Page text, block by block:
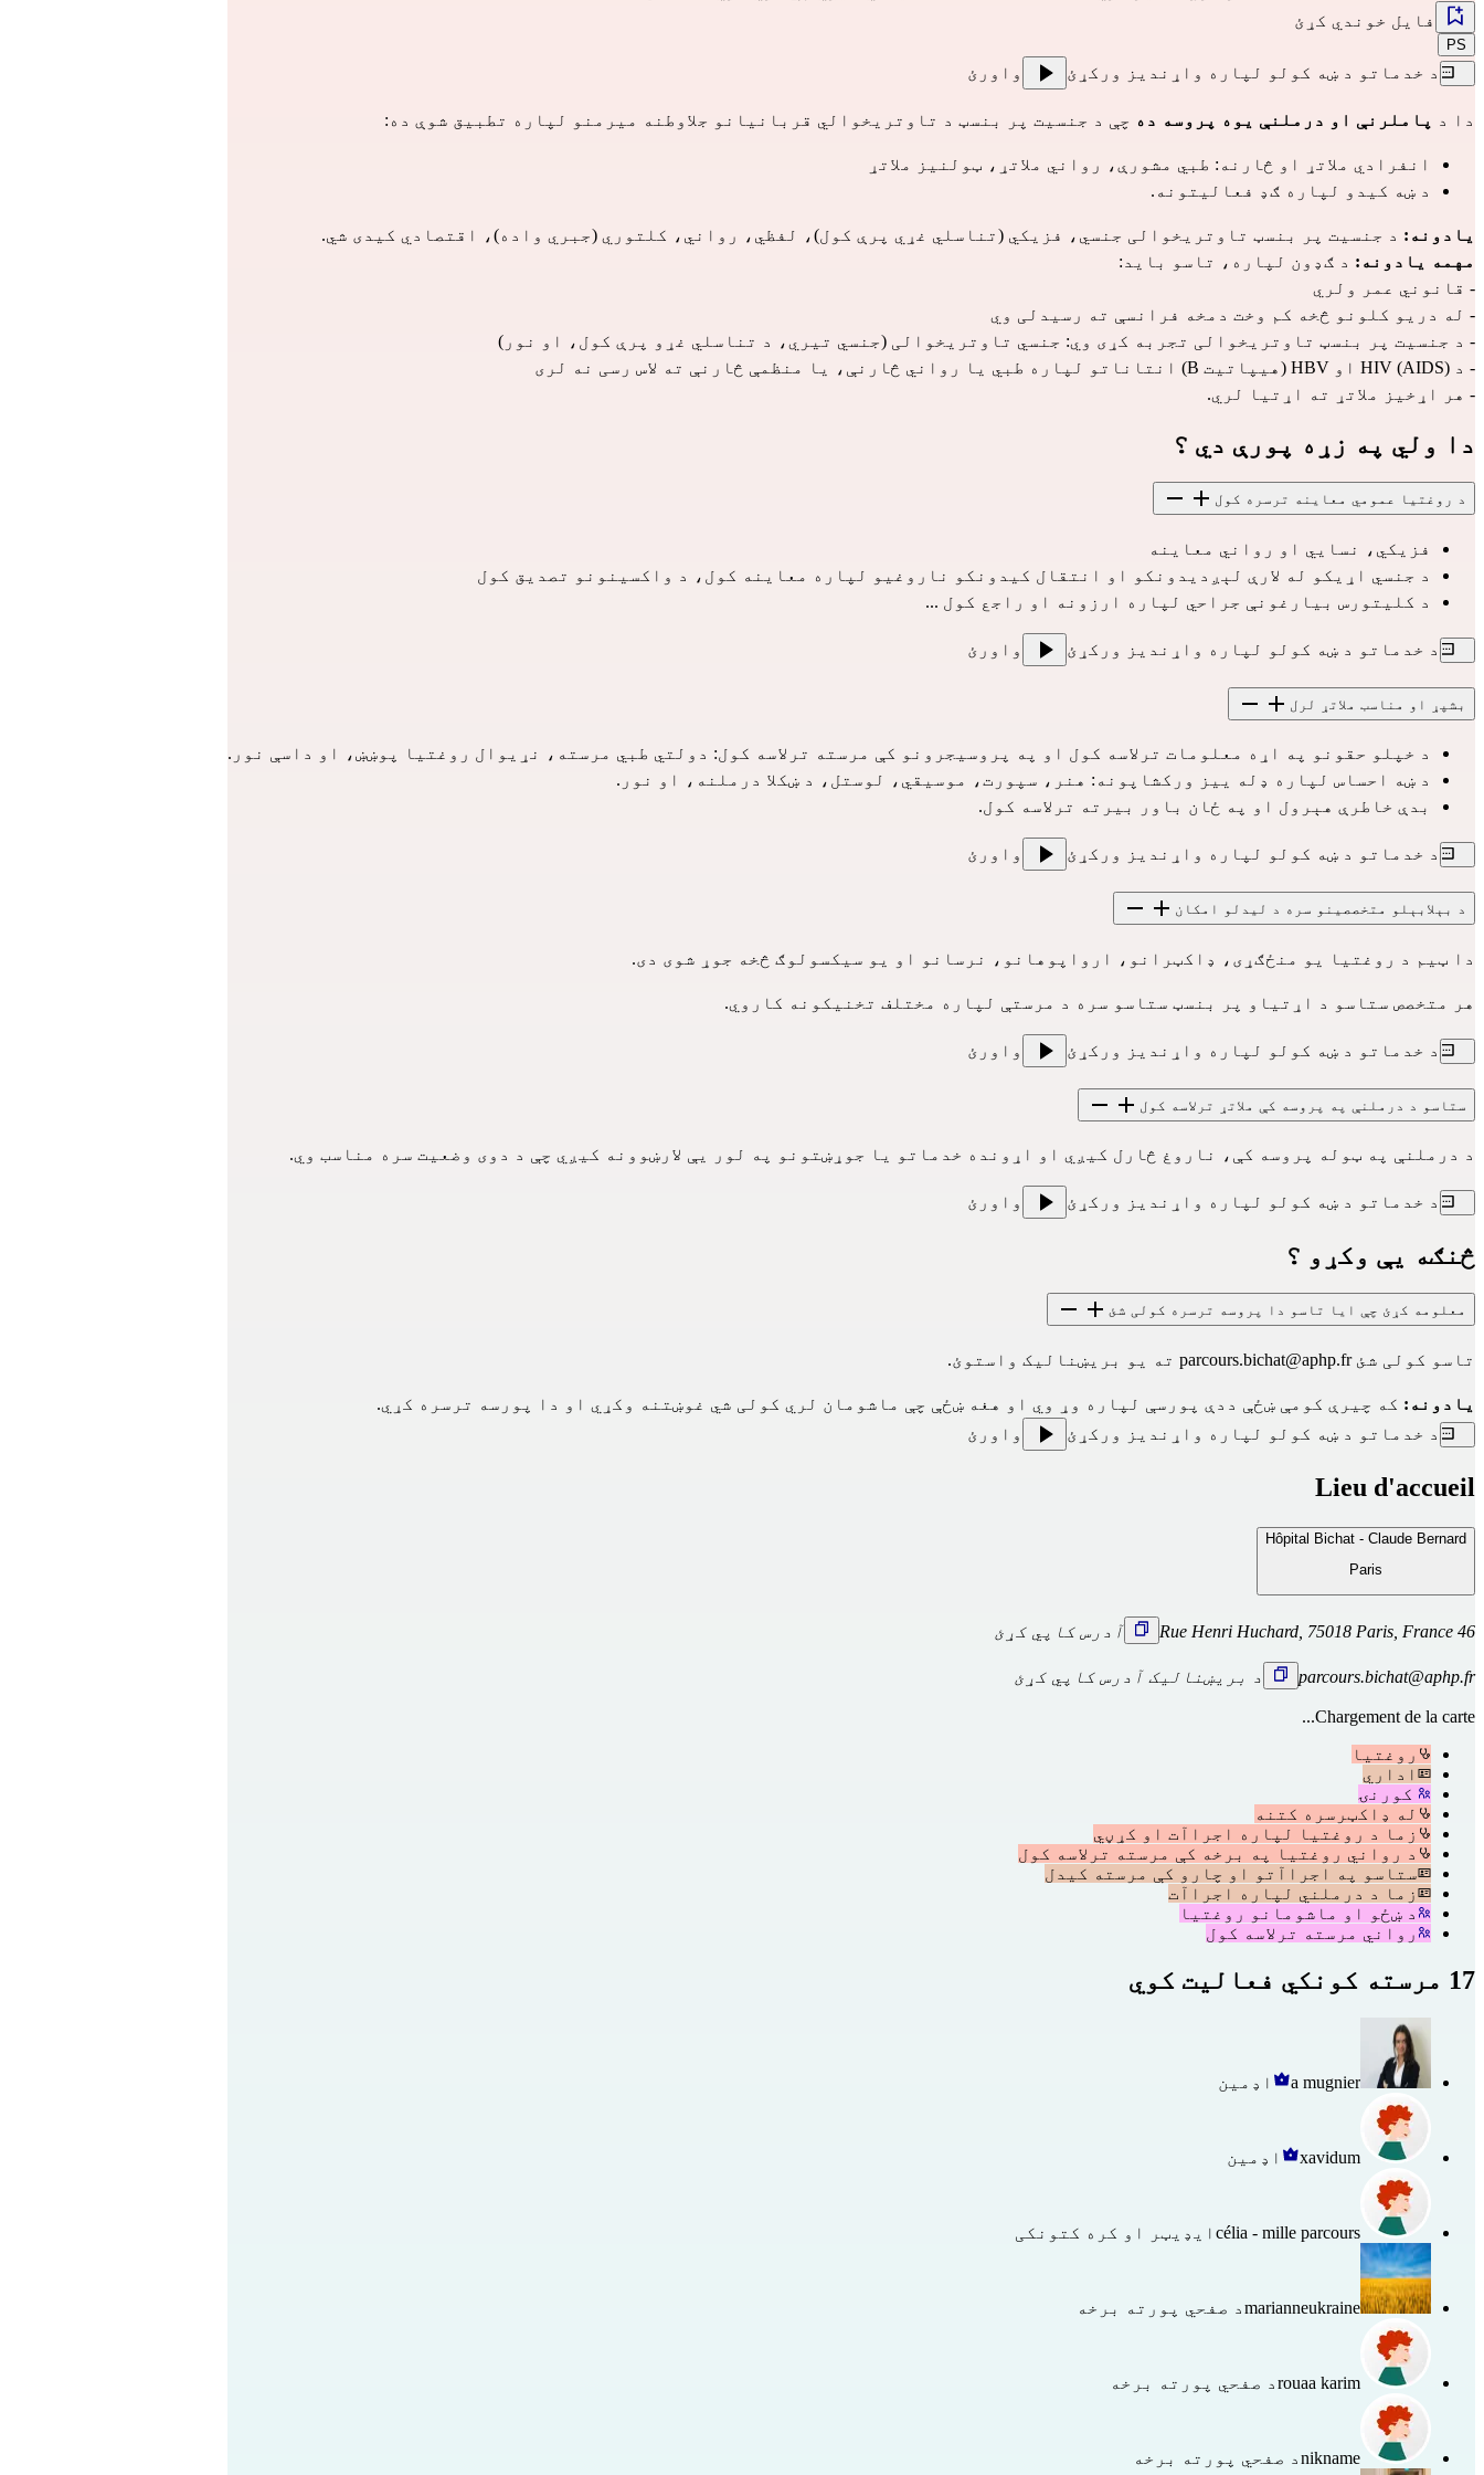
فایل خوندي کړئ
PS
د خدماتو د ښه کولو لپاره واړندیز ورکړئ واورئ
دا د پاملرنې او درملنې یوه پروسه ده چې د جنسیت پر بنسټ د تاوتریخوالي قربانیانو جلاوطنه میرمنو لپاره تطبیق شوې ده:
انفرادي ملاتړ او څارنه: طبي مشورې، رواني ملاتړ، ټولنیز ملاتړ
د ښه کیدو لپاره ګډ فعالیتونه.
یادونه: د جنسیت پر بنسټ تاوتریخوالی جنسي، فزیکي (تناسلي غړي پرې کول)، لفظي، رواني، کلتوري (جبري واده)، اقتصادي کیدی شي.
مهمه یادونه: د ګډون لپاره، تاسو باید:
- قانوني عمر ولري
- له دریو کلونو څخه کم وخت دمخه فرانسې ته رسیدلی وي
- د جنسیت پر بنسټ تاوتریخوالی تجربه کړی وي: جنسي تاوتریخوالی (جنسي تیري، د تناسلي غړو پرې کول، او نور)
- د HIV (AIDS) او HBV (هیپاتیت B) انتاناتو لپاره طبي یا رواني څارنې، یا منظمې څارنې ته لاس رسی نه لری
- هر اړخیز ملاتړ ته اړتیا لري.
دا ولي په زړه پورې دي ؟
د روغتیا عمومي معاینه ترسره کول
فزیکي، نسایي او رواني معاینه
د جنسي اړیکو له لارې لېږدیدونکو او انتقال کیدونکو ناروغیو لپاره معاینه کول، د واکسینونو تصدیق کول
د کلیتورس بیارغونې جراحي لپاره ارزونه او راجع کول ...
د خدماتو د ښه کولو لپاره واړندیز ورکړئ واورئ
بشپړ او مناسب ملاتړ لرل
د خپلو حقونو په اړه معلومات ترلاسه کول او په پروسیجرونو کې مرسته ترلاسه کول: دولتي طبي مرسته، نړیوال روغتیا پوښښ، او داسې نور.
د ښه احساس لپاره ډله ییز ورکشاپونه: هنر، سپورت، موسیقي، لوستل، د ښکلا درملنه، او نور.
بدې خاطرې هېرول او په ځان باور بیرته ترلاسه کول.
د خدماتو د ښه کولو لپاره واړندیز ورکړئ واورئ
د بېلابېلو متخصصینو سره د لیدلو امکان
دا ټیم د روغتیا یو منځګړی، ډاکټرانو، ارواپوهانو، نرسانو او یو سیکسولوګ څخه جوړ شوی دی.
هر متخصص ستاسو د اړتیاو پر بنسټ ستاسو سره د مرستې لپاره مختلف تخنیکونه کاروي.
د خدماتو د ښه کولو لپاره واړندیز ورکړئ واورئ
ستاسو د درملنې په پروسه کې ملاتړ ترلاسه کول
د درملنې په ټوله پروسه کې، ناروغ څارل کیږي او اړونده خدماتو یا جوړښتونو په لور یې لارښوونه کیږي چې د دوی وضعیت سره مناسب وي.
د خدماتو د ښه کولو لپاره واړندیز ورکړئ واورئ
څنګه یې وکړو ؟
معلومه کړئ چې ایا تاسو دا پروسه ترسره کولی شئ
تاسو کولی شئ parcours.bichat@aphp.fr ته یو بریښنالیک واستوئ.
یادونه: که چیرې کومې ښځې ددې پورسې لپاره وړ وي او هغه ښځې چې ماشومان لري کولی شي غوښتنه وکړي او دا پورسه ترسره کړي.
د خدماتو د ښه کولو لپاره واړندیز ورکړئ
واورئ
Lieu d'accueil
Hôpital Bichat - Claude Bernard
Paris
46 Rue Henri Huchard, 75018 Paris, France آدرس کاپي کړئ
parcours.bichat@aphp.fr د بریښنالیک آدرس کاپي کړئ
Chargement de la carte...
روغتیا
اداري
کورنۍ
له ډاکټرسره کتنه
زما د روغتیا لپاره اجراآت او کړڼي
د رواني روغتیا په برخه کې مرسته ترلاسه کول
ستاسو په اجراآتو او چارو کې مرسته کیدل
زما د درملني لپاره اجراآت
د ښځو او ماشومانو روغتیا
رواني مرسته ترلاسه کول
17 مرسته کونکي فعالیت کوي
a mugnier اډمین
xavidum اډمین
célia - mille parcours ایډیټر او کره کتونکی
marianneukraineد صفحي پورته برخه
rouaa karimد صفحي پورته برخه
niknameد صفحي پورته برخه